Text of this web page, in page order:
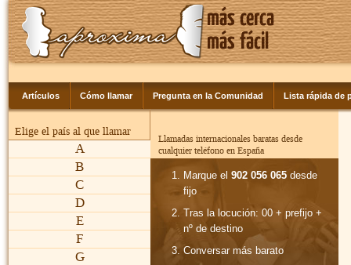
Artículos Cómo llamar Pregunta en la Comunidad Lista rápida de
Elige el país al que llamar
A
B
C
D
E
F
G
Llamadas internacionales baratas desde
cualquier teléfono en España
Marque el902 056 065 desde
fijo
Tras la locución: 00 + prefijo +
nº de destino
Conversar más barato